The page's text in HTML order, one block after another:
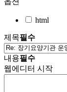
html
제목필수
내용필수
웹에디터 시작